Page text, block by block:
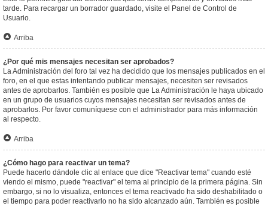
tarde. Para recargar un borrador guardado, visite el Panel de Control de
Usuario.
Arriba
¿Por qué mis mensajes necesitan ser aprobados?
La Administración del foro tal vez ha decidido que los mensajes publicados en el
foro, en el que estas intentando publicar mensajes, necesiten ser revisados
antes de aprobarlos. También es posible que La Administración le haya ubicado
en un grupo de usuarios cuyos mensajes necesitan ser revisados antes de
aprobarlos. Por favor comuníquese con el administrador para más información
al respecto.
Arriba
¿Cómo hago para reactivar un tema?
Puede hacerlo dándole clic al enlace que dice "Reactivar tema" cuando esté
viendo el mismo, puede "reactivar" el tema al principio de la primera página. Sin
embargo, si no lo visualiza, entonces el tema reactivado ha sido deshabilitado o
el tiempo para poder reactivarlo no ha sido alcanzado aún. También es posible